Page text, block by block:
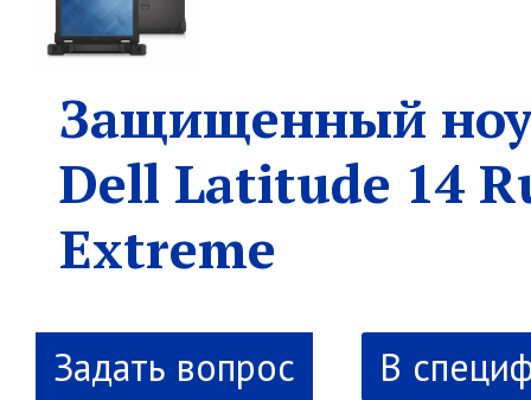
Защищенный
Dell Latitude 14
Extreme
В